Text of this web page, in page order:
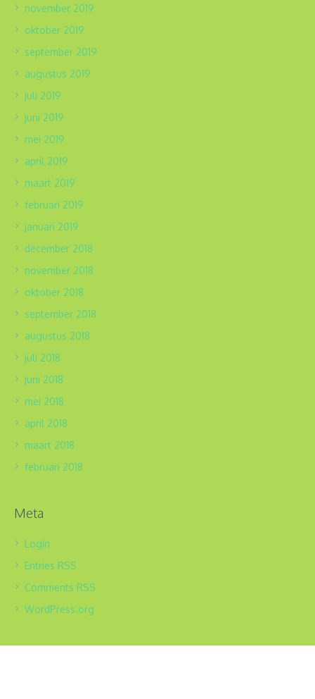
november 2019
oktober 2019
september 2019
augustus 2019
juli 2019
juni 2019
mei 2019
april 2019
maart 2019
februari 2019
januari 2019
december 2018
november 2018
oktober 2018
september 2018
augustus 2018
juli 2018
juni 2018
mei 2018
april 2018
maart 2018
februari 2018
Meta
Login
Entries RSS
Comments RSS
WordPress.org